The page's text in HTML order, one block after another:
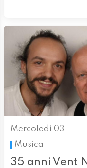
Mercoledì 03
Musica
35 anni Vent